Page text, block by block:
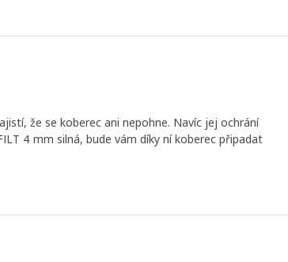
že se koberec ani nepohne. Navíc jej ochrání
4 mm silná, bude vám díky ní koberec připadat